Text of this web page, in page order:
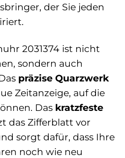
der Sie jeden
2031374 ist nicht
sondern auch
präzise Quarzwerk
Zeitanzeige, auf die
Das kratzfeste
das Zifferblatt vor
sorgt dafür, dass Ihre
noch wie neu